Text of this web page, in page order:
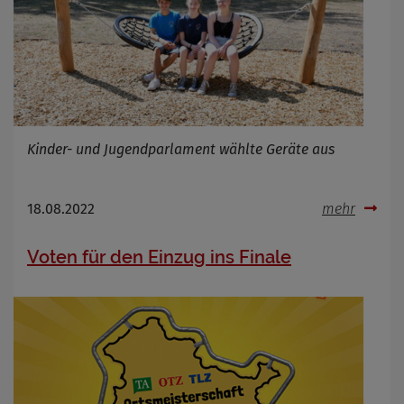
Kinder- und Jugendparlament wählte Geräte aus
18.08.2022 mehr
Voten für den Einzug ins Finale
Infos schließen